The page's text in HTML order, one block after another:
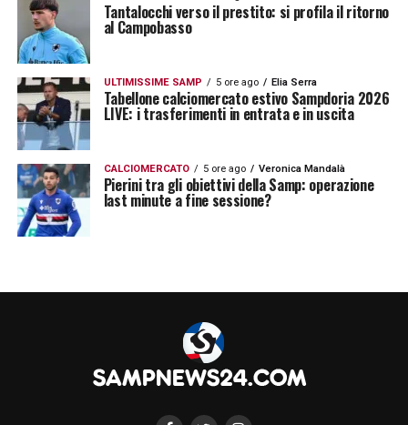
Europei femminili di pallacanestro traItaliae
Repubblica Ceca.
LA PLAYLIST DELLE NOSTRE TOP NEWS
Tantalocchi verso il prestito: si profila il ritorno
al Campobasso
ULTIMISSIME SAMP 5 ore ago Elia Serra
Tabellone calciomercato estivo Sampdoria 2026
LIVE: i trasferimenti in entrata e in uscita
CALCIOMERCATO 5 ore ago Veronica Mandalà
Pierini tra gli obiettivi della Samp: operazione
last minute a fine sessione?